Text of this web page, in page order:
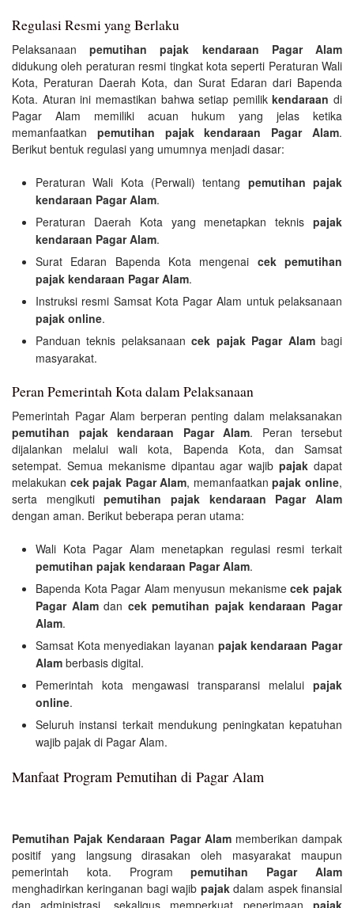
Regulasi Resmi yang Berlaku
Pelaksanaanpemutihan pajak kendaraan Pagar Alam
didukung oleh peraturan resmi tingkat kota seperti Peraturan Wali
Kota, Peraturan Daerah Kota, dan Surat Edaran dari Bapenda
Kota. Aturan ini memastikan bahwa setiap pemilikkendaraan di
Pagar Alam memiliki acuan hukum yang jelas ketika
memanfaatkan pemutihan pajak kendaraan Pagar Alam.
Berikut bentuk regulasi yang umumnya menjadi dasar:
Peraturan Wali Kota (Perwali) tentang pemutihan pajak
kendaraan Pagar Alam.
Peraturan Daerah Kota yang menetapkan teknis pajak
kendaraan Pagar Alam.
Surat Edaran Bapenda Kota mengenai cek pemutihan
pajak kendaraan Pagar Alam.
Instruksi resmi Samsat Kota Pagar Alam untuk pelaksanaan
pajak online.
Panduan teknis pelaksanaancek pajak Pagar Alambagi
masyarakat.
Peran Pemerintah Kota dalam Pelaksanaan
Pemerintah Pagar Alam berperan penting dalam melaksanakan
pemutihan pajak kendaraan Pagar Alam. Peran tersebut
dijalankan melalui wali kota, Bapenda Kota, dan Samsat
setempat. Semua mekanisme dipantau agar wajibpajak dapat
melakukan cek pajak Pagar Alam, memanfaatkanpajak online,
serta mengikutipemutihan pajak kendaraan Pagar Alam
dengan aman. Berikut beberapa peran utama:
Wali Kota Pagar Alam menetapkan regulasi resmi terkait
pemutihan pajak kendaraan Pagar Alam.
Bapenda Kota Pagar Alam menyusun mekanismecek pajak
Pagar Alamdan cek pemutihan pajak kendaraan Pagar
Alam.
Samsat Kota menyediakan layanan pajak kendaraan Pagar
Alam berbasis digital.
Pemerintah kota mengawasi transparansi melalui pajak
online.
Seluruh instansi terkait mendukung peningkatan kepatuhan
wajib pajak di Pagar Alam.
Manfaat Program Pemutihan di Pagar Alam
Pemutihan Pajak Kendaraan Pagar Alammemberikan dampak
positif yang langsung dirasakan oleh masyarakat maupun
pemerintah kota. Programpemutihan Pagar Alam
menghadirkan keringanan bagi wajib pajakdalam aspek finansial